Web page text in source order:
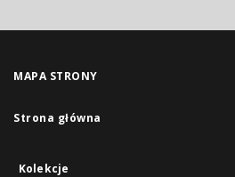
MAPA STRONY
Strona główna
Kolekcje